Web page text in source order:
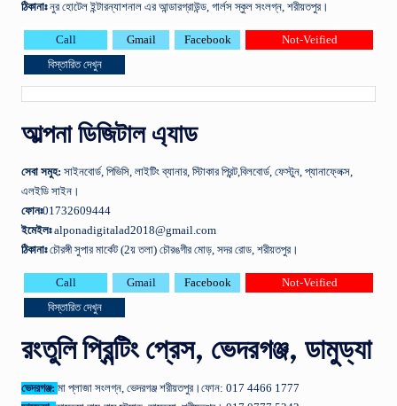
ঠিকানাঃনুর হোটেল ইন্টারন্যাশনাল এর আন্ডারগ্রাউন্ড, গার্লস স্কুল সংলগ্ন, শরীয়তপুর।
Call Gmail Facebook
Not-Veified
বিস্তারিত দেখুন
আল্পনা ডিজিটাল এ্যাড
সেবা সমুহ: সাইনবোর্ড, পিভিসি, লাইটিং ব্যানার, স্টিাকার প্রিন্ট,বিলবোর্ড, ফেস্টুন, প্যানাফ্লেক্স,
এলইডি সাইন।
ফোনঃ01732609444
ইমেইলঃalponadigitalad2018@gmail.com
ঠিকানাঃচৌরঙ্গী সুপার মার্কেট (2য় তলা) চৌরঙগীর মোড়, সদর রোড, শরীয়তপুর।
Call Gmail Facebook
Not-Veified
বিস্তারিত দেখুন
রংতুলি প্রিন্টিং প্রেস, ভেদরগঞ্জ, ডামুড্যা
ভেদরগঞ্জ: মা প্লাজা সংলগ্ন, ভেদরগঞ্জ শরীয়তপুর।ফোন: 017 4466 1777